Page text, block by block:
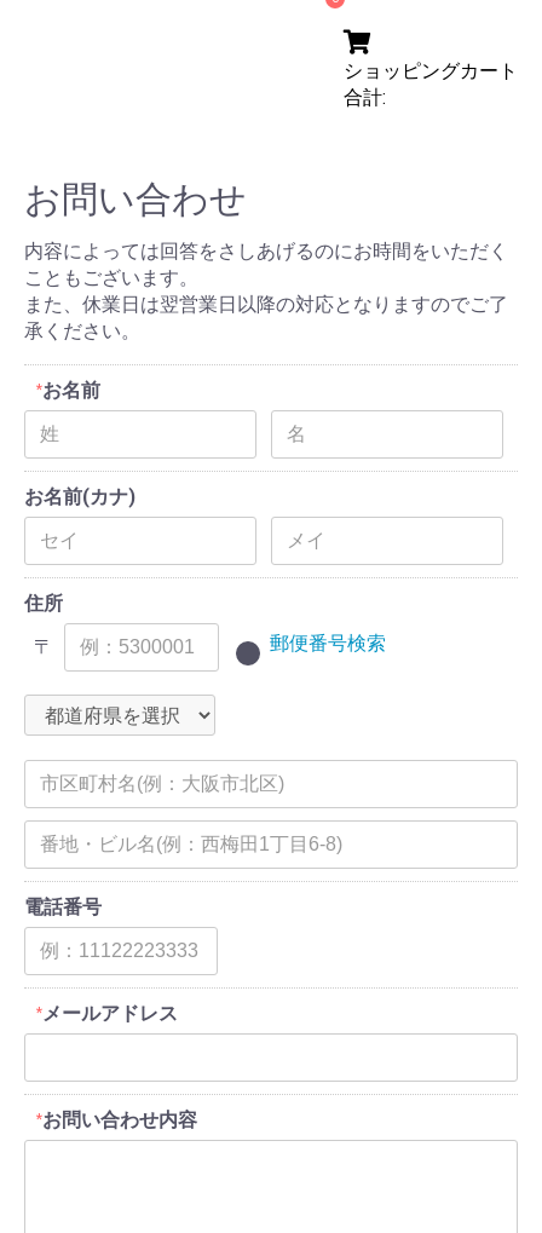
ショッピングカート
合計:
お問い合わせ
内容によっては回答をさしあげるのにお時間をいただく
こともございます。
また、休業日は翌営業日以降の対応となりますのでご了
承ください。
*お名前
お名前(カナ)
住所
〒
郵便番号検索
電話番号
*メールアドレス
*お問い合わせ内容